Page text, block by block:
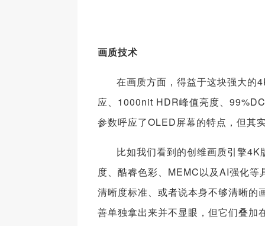
画质技术
在画质方面，得益于这块强大的
应、1000nit HDR峰值亮度、
参数呼应了OLED屏幕的特点，但其
比如我们看到的创维画质引擎
度、酷睿色彩、MEMC以及AI强化
清晰度标准、或者说本身不够清晰的
善单独拿出来并不显眼，但它们叠加